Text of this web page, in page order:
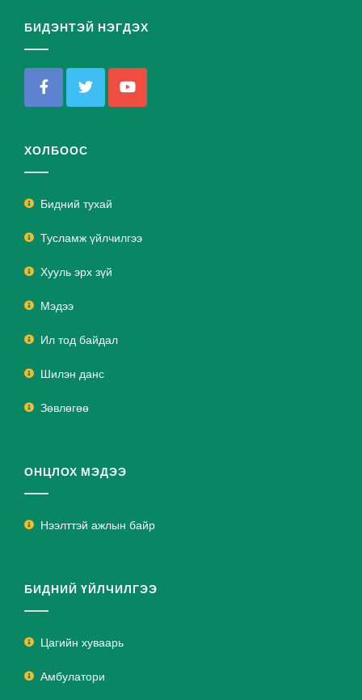
БИДЭНТЭЙ НЭГДЭХ
ХОЛБООС
Бидний тухай
Тусламж үйлчилгээ
Хууль эрх зүй
Мэдээ
Ил тод байдал
Шилэн данс
Зөвлөгөө
ОНЦЛОХ МЭДЭЭ
Нээлттэй ажлын байр
БИДНИЙ ҮЙЛЧИЛГЭЭ
Цагийн хуваарь
Амбулатори